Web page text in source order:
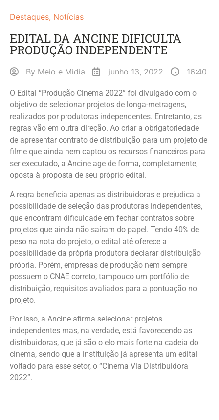
Destaques, Notícias
EDITAL DA ANCINE DIFICULTA
PRODUÇÃO INDEPENDENTE
By Meio e Midia junho 13, 2022 16:40
O Edital “Produção Cinema 2022” foi divulgado com o
objetivo de selecionar projetos de longa-metragens,
realizados por produtoras independentes. Entretanto, as
regras vão em outra direção. Ao criar a obrigatoriedade
de apresentar contrato de distribuição para um projeto de
filme que ainda nem captou os recursos financeiros para
ser executado, a Ancine age de forma, completamente,
oposta à proposta de seu próprio edital.
A regra beneficia apenas as distribuidoras e prejudica a
possibilidade de seleção das produtoras independentes,
que encontram dificuldade em fechar contratos sobre
projetos que ainda não saíram do papel. Tendo 40% de
peso na nota do projeto, o edital até oferece a
possibilidade da própria produtora declarar distribuição
própria. Porém, empresas de produção nem sempre
possuem o CNAE correto, tampouco um portfólio de
distribuição, requisitos avaliados para a pontuação no
projeto.
Por isso, a Ancine afirma selecionar projetos
independentes mas, na verdade, está favorecendo as
distribuidoras, que já são o elo mais forte na cadeia do
cinema, sendo que a instituição já apresenta um edital
voltado para esse setor, o “Cinema Via Distribuidora
2022”.